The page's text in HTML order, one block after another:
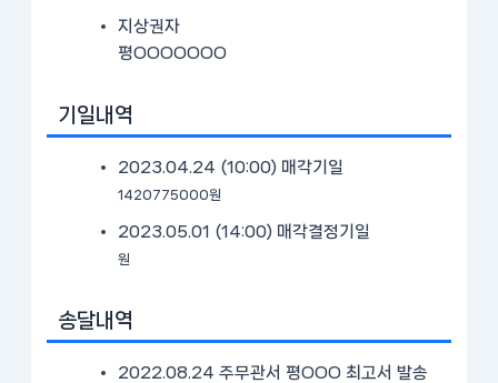
지상권자
평OOOOOOO
기일내역
2023.04.24 (10:00) 매각기일
1420775000원
2023.05.01 (14:00) 매각결정기일
원
송달내역
2022.08.24 주무관서 평OOO 최고서 발송